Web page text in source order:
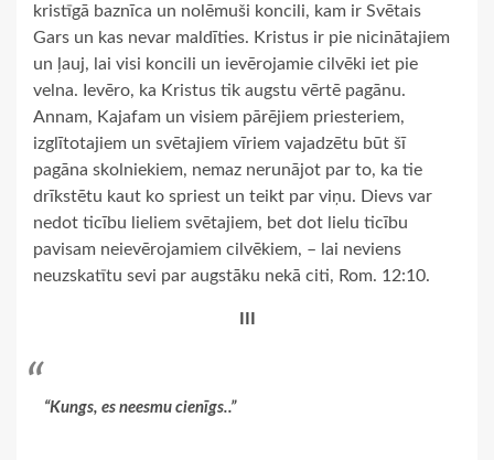
kristīgā baznīca un nolēmuši koncili, kam ir Svētais
Gars un kas nevar maldīties. Kristus ir pie nicinātajiem
un ļauj, lai visi koncili un ievērojamie cilvēki iet pie
velna. Ievēro, ka Kristus tik augstu vērtē pagānu.
Annam, Kajafam un visiem pārējiem priesteriem,
izglītotajiem un svētajiem vīriem vajadzētu būt šī
pagāna skolniekiem, nemaz nerunājot par to, ka tie
drīkstētu kaut ko spriest un teikt par viņu. Dievs var
nedot ticību lieliem svētajiem, bet dot lielu ticību
pavisam neievērojamiem cilvēkiem, – lai neviens
neuzskatītu sevi par augstāku nekā citi, Rom. 12:10.
III
“Kungs, es neesmu cienīgs..”